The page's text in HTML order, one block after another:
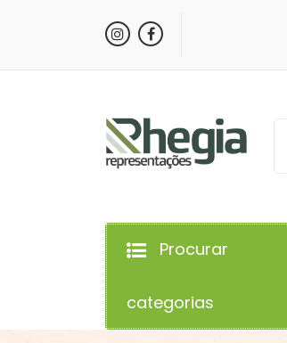
Procurar
categorias